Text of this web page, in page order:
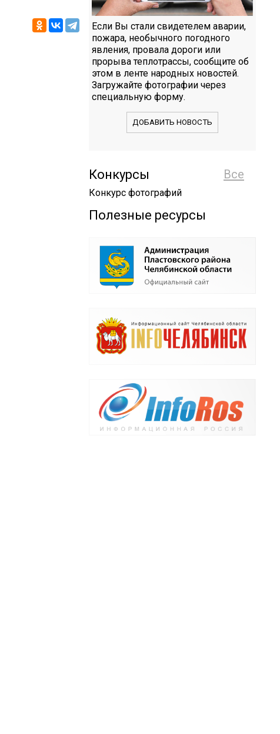
Если Вы стали свидетелем аварии,
пожара, необычного погодного
явления, провала дороги или
прорыва теплотрассы, сообщите об
этом в ленте народных новостей.
Загружайте фотографии через
специальную форму.
ДОБАВИТЬ НОВОСТЬ
Все
Конкурсы
Конкурс фотографий
Полезные ресурсы